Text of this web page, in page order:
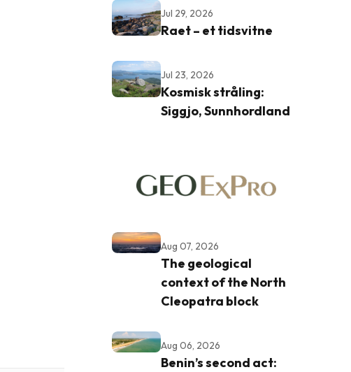
Jul 29, 2026
Raet – et tidsvitne
Jul 23, 2026
Kosmisk stråling:
Siggjo, Sunnhordland
Aug 07, 2026
The geological
context of the North
Cleopatra block
Aug 06, 2026
Benin’s second act: